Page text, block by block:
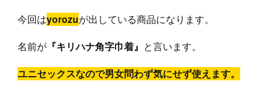
今回はyorozuが出している商品になります。
名前が 『キリハナ角字巾着』 と言います。
ユニセックスなので男女問わず気にせず使えます。